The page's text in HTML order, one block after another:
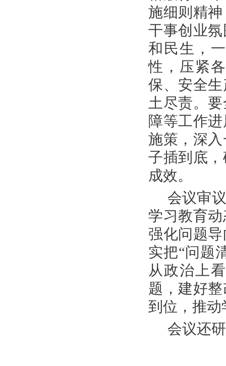
施细则精
干事创业
和民生，
性，压紧
保、安全
土尽责。
障等工作
施策，深
子插到底
成效。
会议审
学习教育
强化问题
实把“问题
从政治上
题，建好
到位，推
会议还